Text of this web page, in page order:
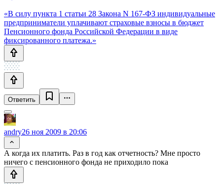
«В силу пункта 1 статьи 28 Закона N 167-ФЗ индивидуальные
предприниматели уплачивают страховые взносы в бюджет
Пенсионного фонда Российской Федерации в виде
фиксированного платежа.»
Ответить
andry26 ноя 2009 в 20:06
А когда их платить. Раз в год как отчетность? Мне просто
ничего с пенсионного фонда не приходило пока